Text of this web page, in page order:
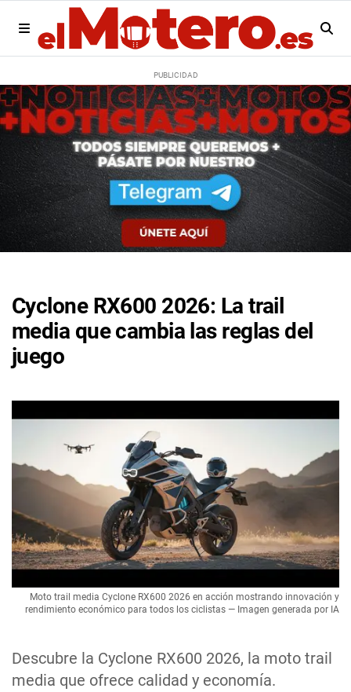
Cyclone RX600 2026: La trail
media que cambia las reglas del
juego
Descubre la Cyclone RX600 2026, la moto trail
media que ofrece calidad y economía.
Moto trail media Cyclone RX600 2026 en acción mostrando innovación y
rendimiento económico para todos los ciclistas — Imagen generada por IA